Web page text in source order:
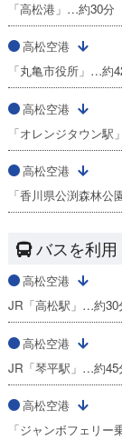
「高松港」…約30分
高松空港
「丸亀市役所」…約
高松空港
「オレンジタウン
高松空港
「香川県公渕森林
バスを利用
高松空港
JR「高松駅」…約30
高松空港
JR「琴平駅」…約45
高松空港
「ジャンボフェリ